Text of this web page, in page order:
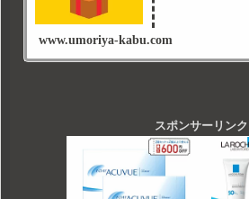
www.umoriya-kabu.com
スポンサーリンク